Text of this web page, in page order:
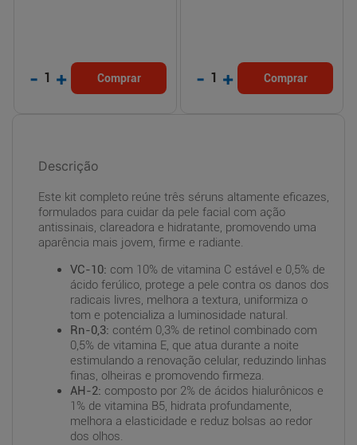
- 1 + Comprar - 1 + Comprar
Descrição
Este kit completo reúne três séruns altamente eficazes,
formulados para cuidar da pele facial com ação
antissinais, clareadora e hidratante, promovendo uma
aparência mais jovem, firme e radiante.
VC-10: com 10% de vitamina C estável e 0,5% de
ácido ferúlico, protege a pele contra os danos dos
radicais livres, melhora a textura, uniformiza o
tom e potencializa a luminosidade natural.
Rn-0,3: contém 0,3% de retinol combinado com
0,5% de vitamina E, que atua durante a noite
estimulando a renovação celular, reduzindo linhas
finas, olheiras e promovendo firmeza.
AH-2: composto por 2% de ácidos hialurônicos e
1% de vitamina B5, hidrata profundamente,
melhora a elasticidade e reduz bolsas ao redor
dos olhos.